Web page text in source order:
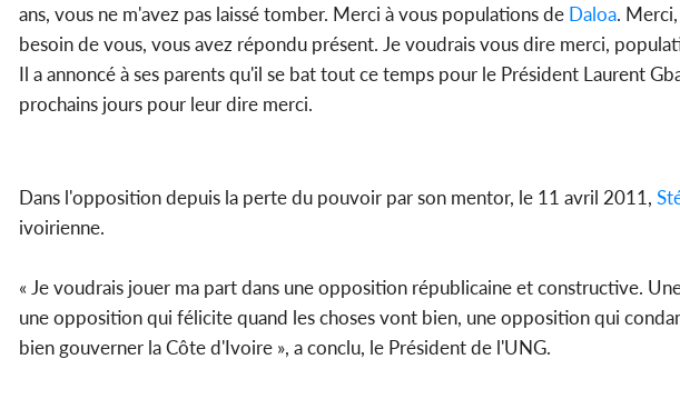
ans, vous ne m'avez pas laissé tomber. Merci à vous populations de Daloa.
besoin de vous, vous avez répondu présent. Je voudrais vous dire merci,
Il a annoncé à ses parents qu'il se bat tout ce temps pour le Président Laurent
prochains jours pour leur dire merci.
Dans l'opposition depuis la perte du pouvoir par son mentor, le 11 avril 2011,
ivoirienne.
« Je voudrais jouer ma part dans une opposition républicaine et constructive.
une opposition qui félicite quand les choses vont bien, une opposition qui
bien gouverner la Côte d'Ivoire », a conclu, le Président de l'UNG.